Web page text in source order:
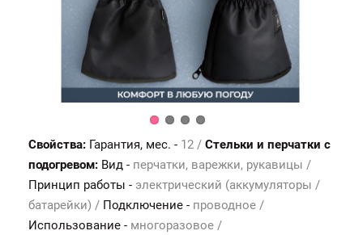
Свойства: Гарантия, мес. - 12 / Стельки и перчатки с
подогревом: Вид - перчатки, варежки, рукавицы /
Принцип работы - электрический (аккумуляторы /
батарейки) / Подключение - проводное /
Использование - многоразовое /